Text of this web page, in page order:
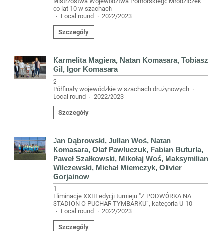
do lat 10 w szachach
· Local round · 2022/2023
Szczegóły
Karmelita Magiera, Natan Komasara, Tobiasz
Gil, Igor Komasara
2
Półfinały wojewódzkie w szachach drużynowych ·
Local round · 2022/2023
Szczegóły
Jan Dąbrowski, Julian Woś, Natan
Komasara, Olaf Pawluczuk, Fabian Buturla,
Paweł Szałkowski, Mikołaj Woś, Maksymilian
Wilczewski, Michał Miemczyk, Olivier
Gorjainow
1
Eliminacje XXIII edycji turnieju "Z PODWÓRKA NA
STADION O PUCHAR TYMBARKU”, kategoria U-10
· Local round · 2022/2023
Szczegóły